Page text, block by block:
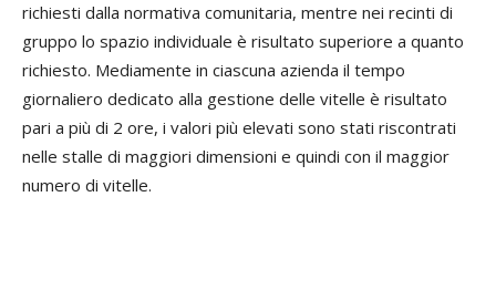
richiesti dalla normativa comunitaria, mentre nei recinti di
gruppo lo spazio individuale è risultato superiore a quanto
richiesto. Mediamente in ciascuna azienda il tempo
giornaliero dedicato alla gestione delle vitelle è risultato
pari a più di 2 ore, i valori più elevati sono stati riscontrati
nelle stalle di maggiori dimensioni e quindi con il maggior
numero di vitelle.